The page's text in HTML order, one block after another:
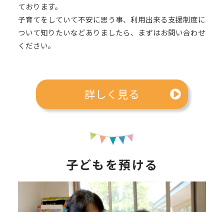
ております。
子育てをしていて不安に思う事、利用出来る支援制度に
ついて知りたいなどありましたら、まずはお問い合わせ
ください。
詳しく見る
子どもを預ける